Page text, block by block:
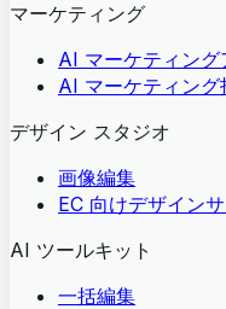
マーケティング
AI マーケティング
AI マーケティング
デザイン スタジオ
画像編集
EC 向けデザインサ
AI ツールキット
一括編集